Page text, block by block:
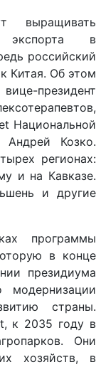
выращивать
экспорта в
российский
Китая. Об этом
Национальной
Андрей Козко.
регионах:
и на Кавказе.
и другие
программы
в конце
президиума
страны.
к 2035 году в
Они
хозяйств, в